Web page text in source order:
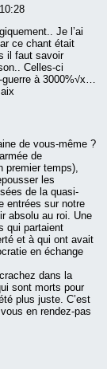
Je l’ai
ce chant était
il faut savoir
Celles-ci
à 3000%√x…
de vous-même ?
de
premier temps),
les
de la quasi-
entrées sur notre
absolu au roi. Une
qui partaient
et à qui ont avait
en échange
dans la
sont morts pour
plus juste. C’est
en rendez-pas